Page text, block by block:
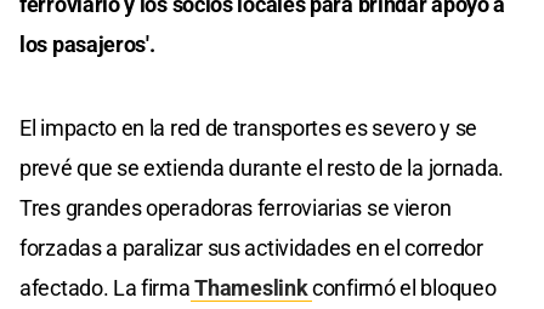
los pasajeros'.
El impacto en la red de transportes es severo y se
prevé que se extienda durante el resto de la jornada.
Tres grandes operadoras ferroviarias se vieron
forzadas a paralizar sus actividades en el corredor
afectado. La firmaThameslinkconfirmó el bloqueo